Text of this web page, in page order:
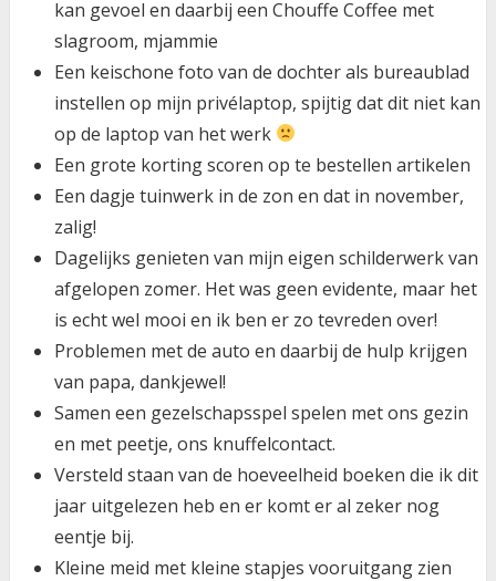
kan gevoel en daarbij een Chouffe Coffee met
slagroom, mjammie
Een keischone foto van de dochter als bureaublad
instellen op mijn privélaptop, spijtig dat dit niet kan
op de laptop van het werk
Een grote korting scoren op te bestellen artikelen
Een dagje tuinwerk in de zon en dat in november,
zalig!
Dagelijks genieten van mijn eigen schilderwerk van
afgelopen zomer. Het was geen evidente, maar het
is echt wel mooi en ik ben er zo tevreden over!
Problemen met de auto en daarbij de hulp krijgen
van papa, dankjewel!
Samen een gezelschapsspel spelen met ons gezin
en met peetje, ons knuffelcontact.
Versteld staan van de hoeveelheid boeken die ik dit
jaar uitgelezen heb en er komt er al zeker nog
eentje bij.
Kleine meid met kleine stapjes vooruitgang zien